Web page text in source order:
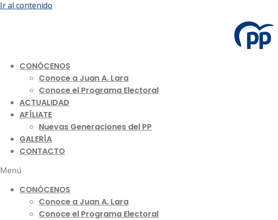
Ir al contenido
CONÓCENOS
Conoce a Juan A. Lara
Conoce el Programa Electoral
ACTUALIDAD
AFÍLIATE
Nuevas Generaciones del PP
GALERÍA
CONTACTO
Menú
CONÓCENOS
Conoce a Juan A. Lara
Conoce el Programa Electoral